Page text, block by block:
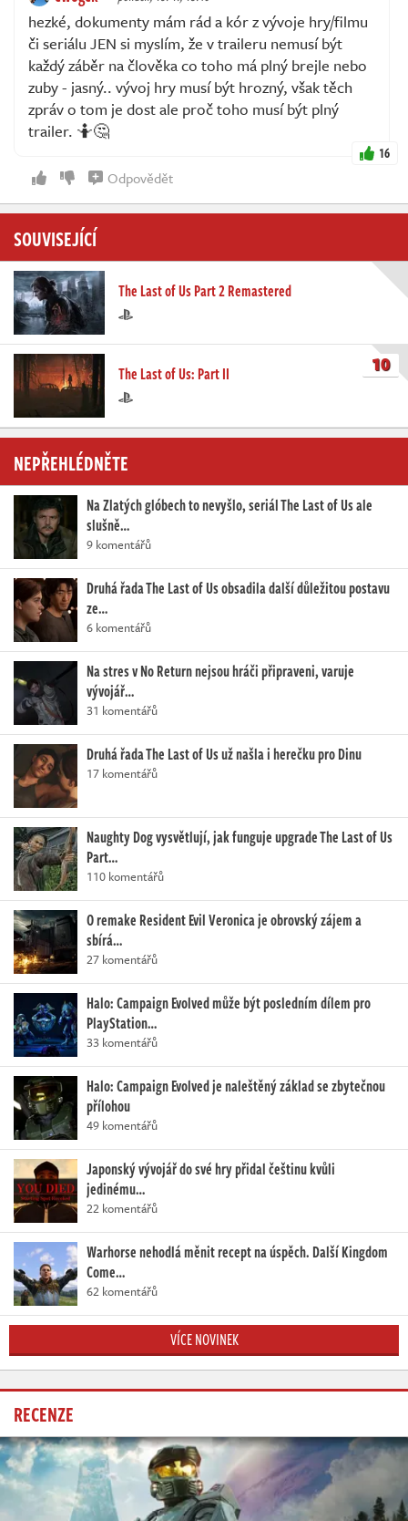
hezké, dokumenty mám rád a kór z vývoje hry/filmu
či seriálu JEN si myslím, že v traileru nemusí být
každý záběr na člověka co toho má plný brejle nebo
zuby - jasný.. vývoj hry musí být hrozný, však těch
zpráv o tom je dost ale proč toho musí být plný
trailer. 🤷🤔
16
Odpovědět
SOUVISEJÍCÍ
The Last of Us Part 2 Remastered
The Last of Us: Part II 10
NEPŘEHLÉDNĚTE
Na Zlatých glóbech to nevyšlo, seriál The Last of Us ale
slušně…
9 komentářů
Druhá řada The Last of Us obsadila další důležitou postavu
ze…
6 komentářů
Na stres v No Return nejsou hráči připraveni, varuje
vývojář…
31 komentářů
Druhá řada The Last of Us už našla i herečku pro Dinu
17 komentářů
Naughty Dog vysvětlují, jak funguje upgrade The Last of Us
Part…
110 komentářů
O remake Resident Evil Veronica je obrovský zájem a
sbírá…
27 komentářů
Halo: Campaign Evolved může být posledním dílem pro
PlayStation…
33 komentářů
Halo: Campaign Evolved je naleštěný základ se zbytečnou
přílohou
49 komentářů
Japonský vývojář do své hry přidal češtinu kvůli
jedinému…
22 komentářů
Warhorse nehodlá měnit recept na úspěch. Další Kingdom
Come…
62 komentářů
VÍCE NOVINEK
RECENZE